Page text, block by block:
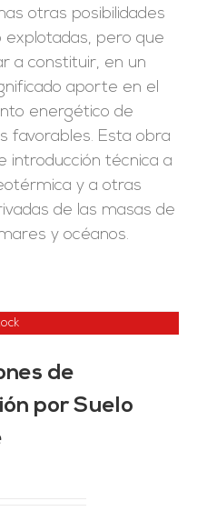
otras posibilidades
explotadas, pero que
a constituir, en un
aporte en el
energético de
favorables. Esta obra
introducción técnica a
y a otras
de las masas de
y océanos.
de
por Suelo